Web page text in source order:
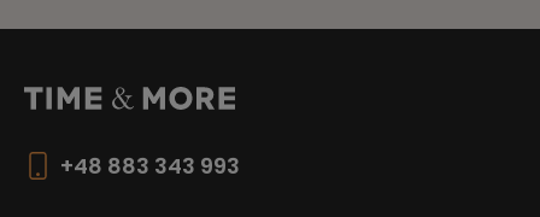
+48 883 343 993